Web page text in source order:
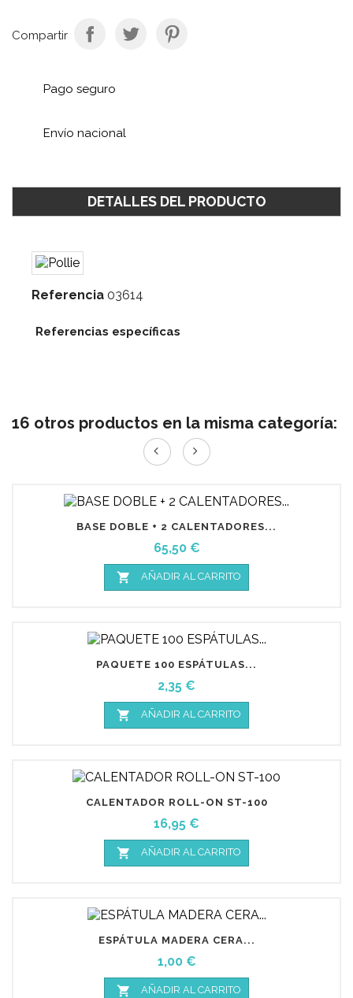
Compartir
Pago seguro
Envío nacional
DETALLES DEL PRODUCTO
Referencia 03614
Referencias específicas
16 otros productos en la misma categoría:
BASE DOBLE + 2 CALENTADORES...
Precio
65,50 €
 AÑADIR AL CARRITO
PAQUETE 100 ESPÁTULAS...
Precio
2,35 €
 AÑADIR AL CARRITO
CALENTADOR ROLL-ON ST-100
Precio
16,95 €
 AÑADIR AL CARRITO
ESPÁTULA MADERA CERA...
Precio
1,00 €
 AÑADIR AL CARRITO